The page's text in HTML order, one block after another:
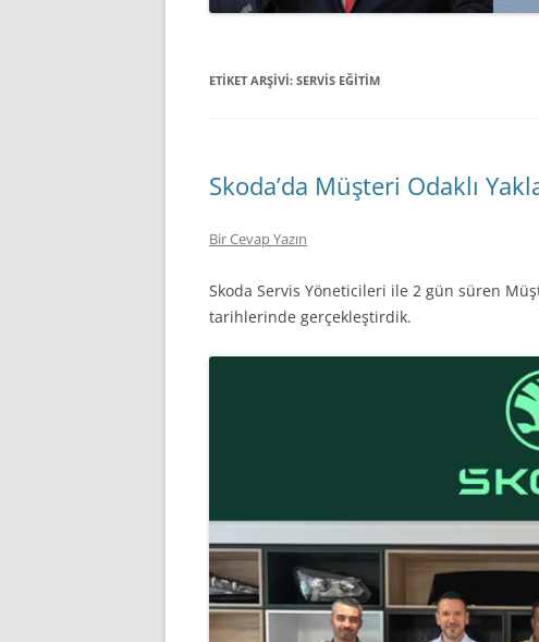
ETIKET ARŞIVI: SERVIS EĞITIM
Skoda’da Müşteri Odaklı
Bir Cevap Yazın
Skoda Servis Yöneticileri ile 2 gün süren
tarihlerinde gerçekleştirdik.